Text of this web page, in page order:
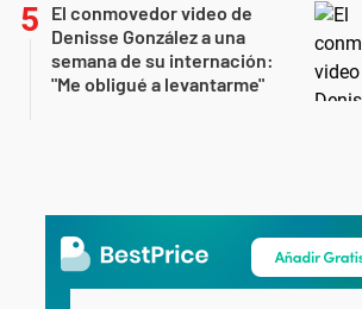
El conmovedor video de
Denisse González a una
semana de su internación:
"Me obligué a levantarme"